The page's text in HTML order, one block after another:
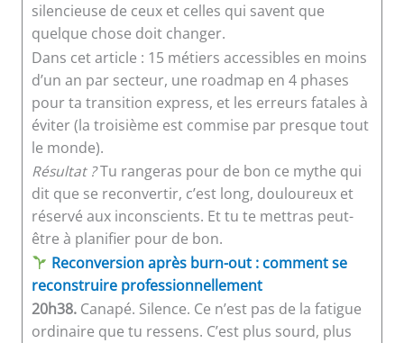
silencieuse de ceux et celles qui savent que
quelque chose doit changer.
Dans cet article : 15 métiers accessibles en moins
d’un an par secteur, une roadmap en 4 phases
pour ta transition express, et les erreurs fatales à
éviter (la troisième est commise par presque tout
le monde).
Résultat ?Tu rangeras pour de bon ce mythe qui
dit que se reconvertir, c’est long, douloureux et
réservé aux inconscients. Et tu te mettras peut-
être à planifier pour de bon.
Reconversion après burn-out : comment se
reconstruire professionnellement
20h38.Canapé. Silence. Ce n’est pas de la fatigue
ordinaire que tu ressens. C’est plus sourd, plus